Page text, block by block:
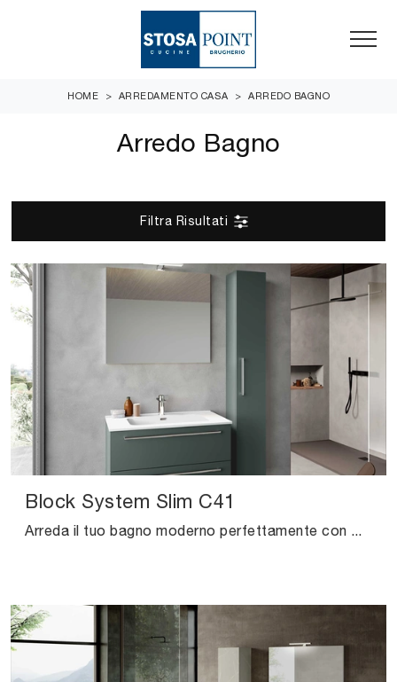
HOME > ARREDAMENTO CASA > ARREDO BAGNO
Arredo Bagno
Filtra Risultati
Block System Slim C41
Arreda il tuo bagno moderno perfettamente con Block System Slim C41, mobili bagno sospesi e complementi in laccato opaco di Baxar.